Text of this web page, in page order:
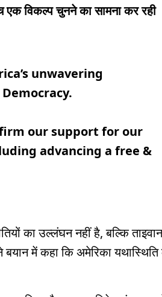
एक विकल्प चुनने का सामना कर रही
unwavering
our support for our
advancing a free &
का उल्लंघन नहीं है, बल्कि ताइवान
में कहा कि अमेरिका यथास्थिति